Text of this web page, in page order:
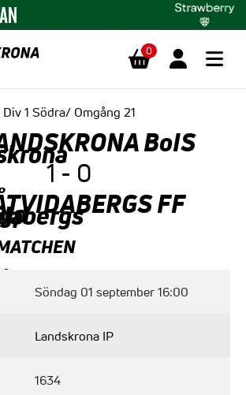
0
Div 1 Södra/ Omgång 21
BoIS
1 - 0
FF
Söndag 01 september 16:00
Landskrona IP
1634